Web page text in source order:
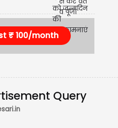
₹ 100/month
Query